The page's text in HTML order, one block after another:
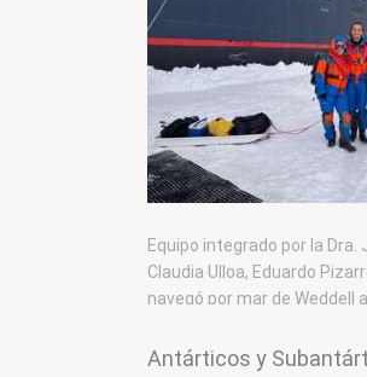
Equipo integrado por la Dra.
Claudia Ulloa, Eduardo
navegó por mar de Weddell
Antárticos y